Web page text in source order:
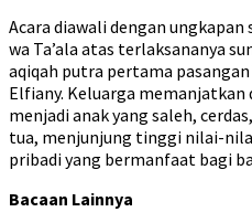
Acara diawali dengan ungkapan
wa Ta’ala atas terlaksananya
aqiqah putra pertama
Elfiany. Keluarga memanjatkan
menjadi anak yang saleh,
tua, menjunjung tinggi nilai-
pribadi yang bermanfaat bagi
Bacaan Lainnya